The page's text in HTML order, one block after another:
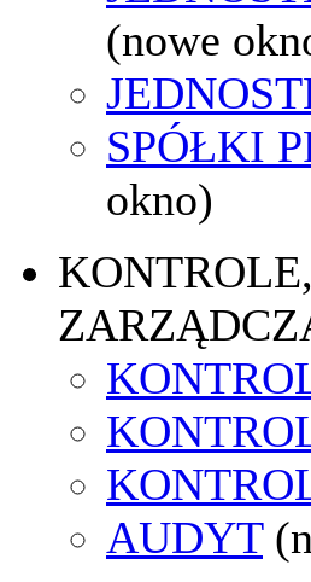
(nowe
SPÓŁKI
okno)
AUDYT